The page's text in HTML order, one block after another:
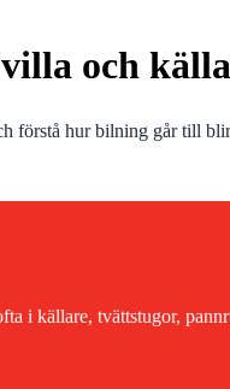
och
hur bilning går till
i källare, tvättstugor,